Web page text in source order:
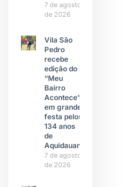
7 de agosto
de 2026
Vila São
Pedro
recebe
edição do
“Meu
Bairro
Acontece”
em grande
festa pelos
134 anos
de
Aquidauana
7 de agosto
de 2026